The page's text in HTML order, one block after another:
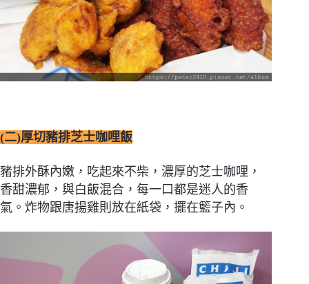
(二)厚切豬排芝士咖哩飯
豬排外酥內嫩，吃起來不柴，濃厚的芝士咖哩，
香甜濃郁，與白飯混合，每一口都是迷人的香
氣。炸物跟唐揚雞則放在紙袋，擺在籃子內。